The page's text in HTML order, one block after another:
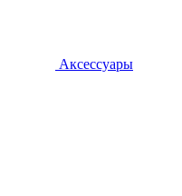
Аксессуары